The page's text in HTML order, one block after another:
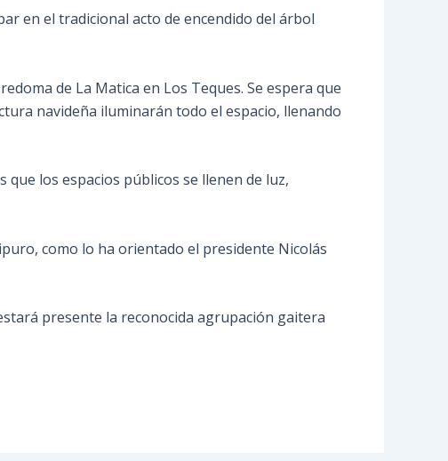
en el tradicional acto de encendido del árbol
de La Matica en Los Teques. Se espera que
navideña iluminarán todo el espacio, llenando
los espacios públicos se llenen de luz,
como lo ha orientado el presidente Nicolás
presente la reconocida agrupación gaitera